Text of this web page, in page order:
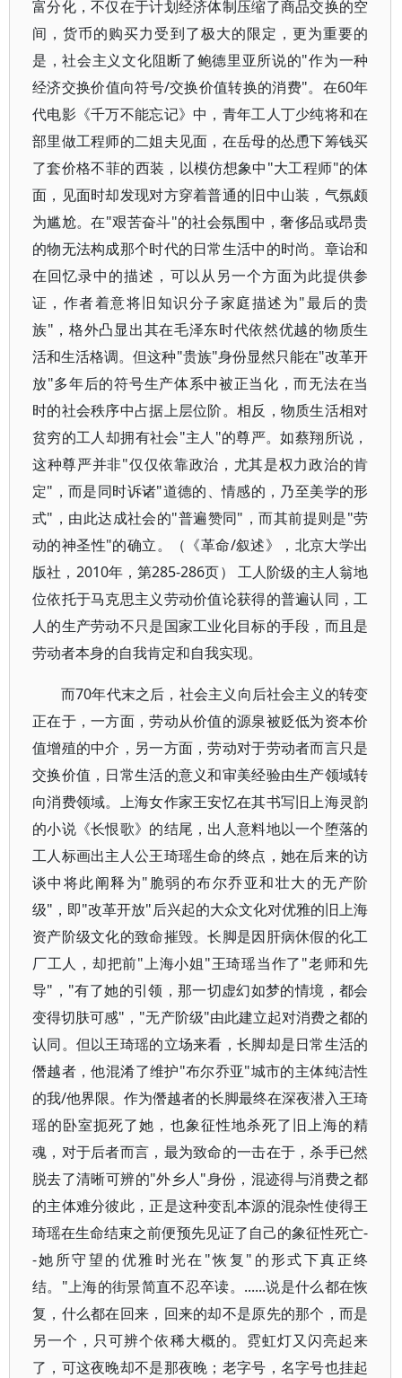
富分化，不仅在于计划经济体制压缩了商品交换的空
间，货币的购买力受到了极大的限定，更为重要的
是，社会主义文化阻断了鲍德里亚所说的"作为一种
经济交换价值向符号/交换价值转换的消费"。在60年
代电影《千万不能忘记》中，青年工人丁少纯将和在
部里做工程师的二姐夫见面，在岳母的怂恿下筹钱买
了套价格不菲的西装，以模仿想象中"大工程师"的体
面，见面时却发现对方穿着普通的旧中山装，气氛颇
为尴尬。在"艰苦奋斗"的社会氛围中，奢侈品或昂贵
的物无法构成那个时代的日常生活中的时尚。章诒和
在回忆录中的描述，可以从另一个方面为此提供参
证，作者着意将旧知识分子家庭描述为"最后的贵
族"，格外凸显出其在毛泽东时代依然优越的物质生
活和生活格调。但这种"贵族"身份显然只能在"改革开
放"多年后的符号生产体系中被正当化，而无法在当
时的社会秩序中占据上层位阶。相反，物质生活相对
贫穷的工人却拥有社会"主人"的尊严。如蔡翔所说，
这种尊严并非"仅仅依靠政治，尤其是权力政治的肯
定"，而是同时诉诸"道德的、情感的，乃至美学的形
式"，由此达成社会的"普遍赞同"，而其前提则是"劳
动的神圣性"的确立。（《革命/叙述》，北京大学出
版社，2010年，第285-286页） 工人阶级的主人翁地
位依托于马克思主义劳动价值论获得的普遍认同，工
人的生产劳动不只是国家工业化目标的手段，而且是
劳动者本身的自我肯定和自我实现。
而70年代末之后，社会主义向后社会主义的转变
正在于，一方面，劳动从价值的源泉被贬低为资本价
值增殖的中介，另一方面，劳动对于劳动者而言只是
交换价值，日常生活的意义和审美经验由生产领域转
向消费领域。上海女作家王安忆在其书写旧上海灵韵
的小说《长恨歌》的结尾，出人意料地以一个堕落的
工人标画出主人公王琦瑶生命的终点，她在后来的访
谈中将此阐释为"脆弱的布尔乔亚和壮大的无产阶
级"，即"改革开放"后兴起的大众文化对优雅的旧上海
资产阶级文化的致命摧毁。长脚是因肝病休假的化工
厂工人，却把前"上海小姐"王琦瑶当作了"老师和先
导"，"有了她的引领，那一切虚幻如梦的情境，都会
变得切肤可感"，"无产阶级"由此建立起对消费之都的
认同。但以王琦瑶的立场来看，长脚却是日常生活的
僭越者，他混淆了维护"布尔乔亚"城市的主体纯洁性
的我/他界限。作为僭越者的长脚最终在深夜潜入王琦
瑶的卧室扼死了她，也象征性地杀死了旧上海的精
魂，对于后者而言，最为致命的一击在于，杀手已然
脱去了清晰可辨的"外乡人"身份，混迹得与消费之都
的主体难分彼此，正是这种变乱本源的混杂性使得王
琦瑶在生命结束之前便预先见证了自己的象征性死亡-
-她所守望的优雅时光在"恢复"的形式下真正终
结。"上海的街景简直不忍卒读。......说是什么都在恢
复，什么都在回来，回来的却不是原先的那个，而是
另一个，只可辨个依稀大概的。霓虹灯又闪亮起来
了，可这夜晚却不是那夜晚；老字号，名字号也挂起